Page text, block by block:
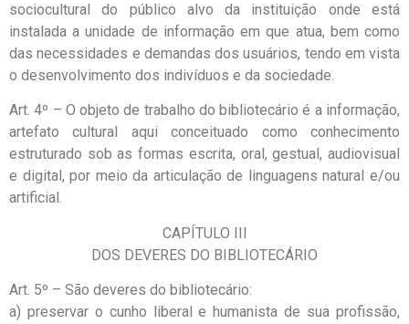
sociocultural do público alvo da instituição onde está
instalada a unidade de informação em que atua, bem como
das necessidades e demandas dos usuários, tendo em vista
o desenvolvimento dos indivíduos e da sociedade.
Art. 4º – O objeto de trabalho do bibliotecário é a informação,
artefato cultural aqui conceituado como conhecimento
estruturado sob as formas escrita, oral, gestual, audiovisual
e digital, por meio da articulação de linguagens natural e/ou
artificial.
CAPÍTULO III
DOS DEVERES DO BIBLIOTECÁRIO
Art. 5º – São deveres do bibliotecário:
a) preservar o cunho liberal e humanista de sua profissão,